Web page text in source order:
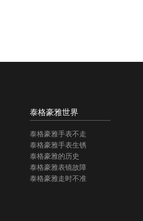
泰格豪雅世界
泰格豪雅手表不走
泰格豪雅手表生锈
泰格豪雅的历史
泰格豪雅表镜故障
泰格豪雅走时不准